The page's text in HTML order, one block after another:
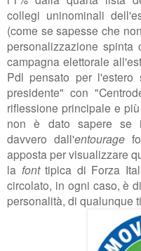
collegi uninominali
(come se sapesse che
personalizzazione
campagna elettorale
Pdl pensato per l'estero
presidente" con
riflessione principale e
non è dato sapere se
davvero dall'entourage
apposta per visualizzare
la fonttipica di Forza
circolato, in ogni caso, è
personalità, di qualunque